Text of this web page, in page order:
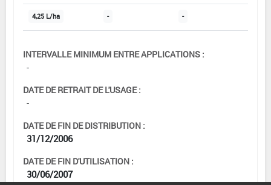
4,25 L/ha - -
INTERVALLE MINIMUM ENTRE APPLICATIONS :
-
DATE DE RETRAIT DE L'USAGE :
-
DATE DE FIN DE DISTRIBUTION :
31/12/2006
DATE DE FIN D'UTILISATION :
30/06/2007